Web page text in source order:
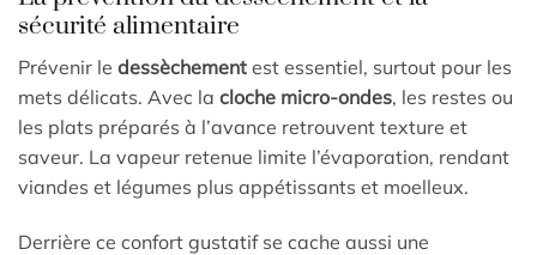
sécurité alimentaire
Prévenir le dessèchement est essentiel, surtout pour les
mets délicats. Avec la cloche micro-ondes, les restes ou
les plats préparés à l’avance retrouvent texture et
saveur. La vapeur retenue limite l’évaporation, rendant
viandes et légumes plus appétissants et moelleux.
Derrière ce confort gustatif se cache aussi une